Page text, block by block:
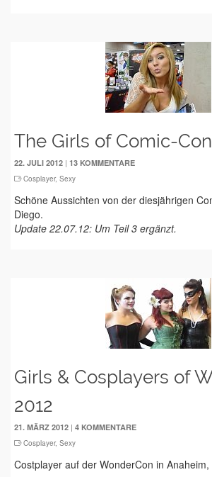
The Girls of Comic-
22. JULI 2012 | 13 KOMMENTARE
Cosplayer, Sexy
Schöne Aussichten von der diesjährigen
Diego.
Update 22.07.12: Um Teil 3 ergänzt.
Girls & Cosplayers of
2012
21. MÄRZ 2012 | 4 KOMMENTARE
Cosplayer, Sexy
Costplayer auf der WonderCon in Anaheim,